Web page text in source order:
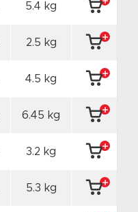
5.4 kg
2.5 kg
4.5 kg
6.45 kg
3.2 kg
5.3 kg